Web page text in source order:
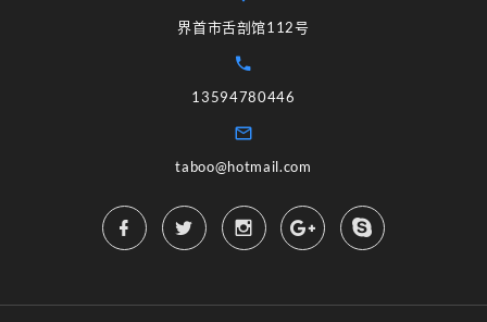
界首市舌剖馆112号
13594780446
taboo@hotmail.com